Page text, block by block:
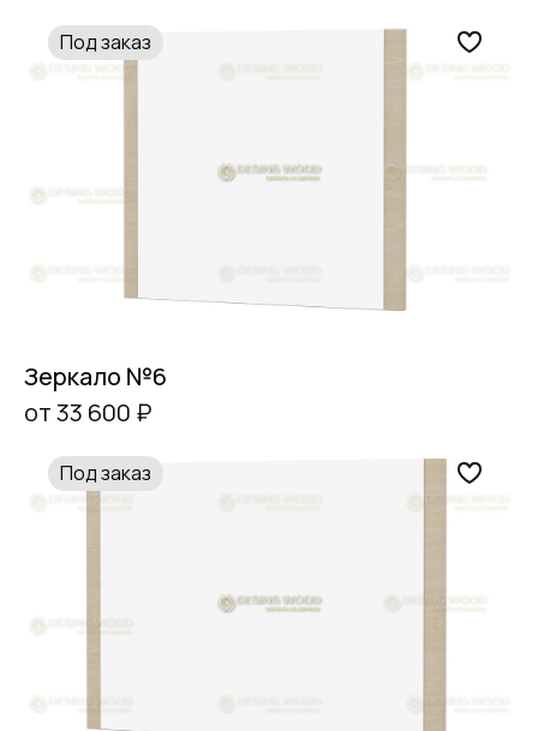
Под заказ
Зеркало №6
от 33 600 ₽
Под заказ